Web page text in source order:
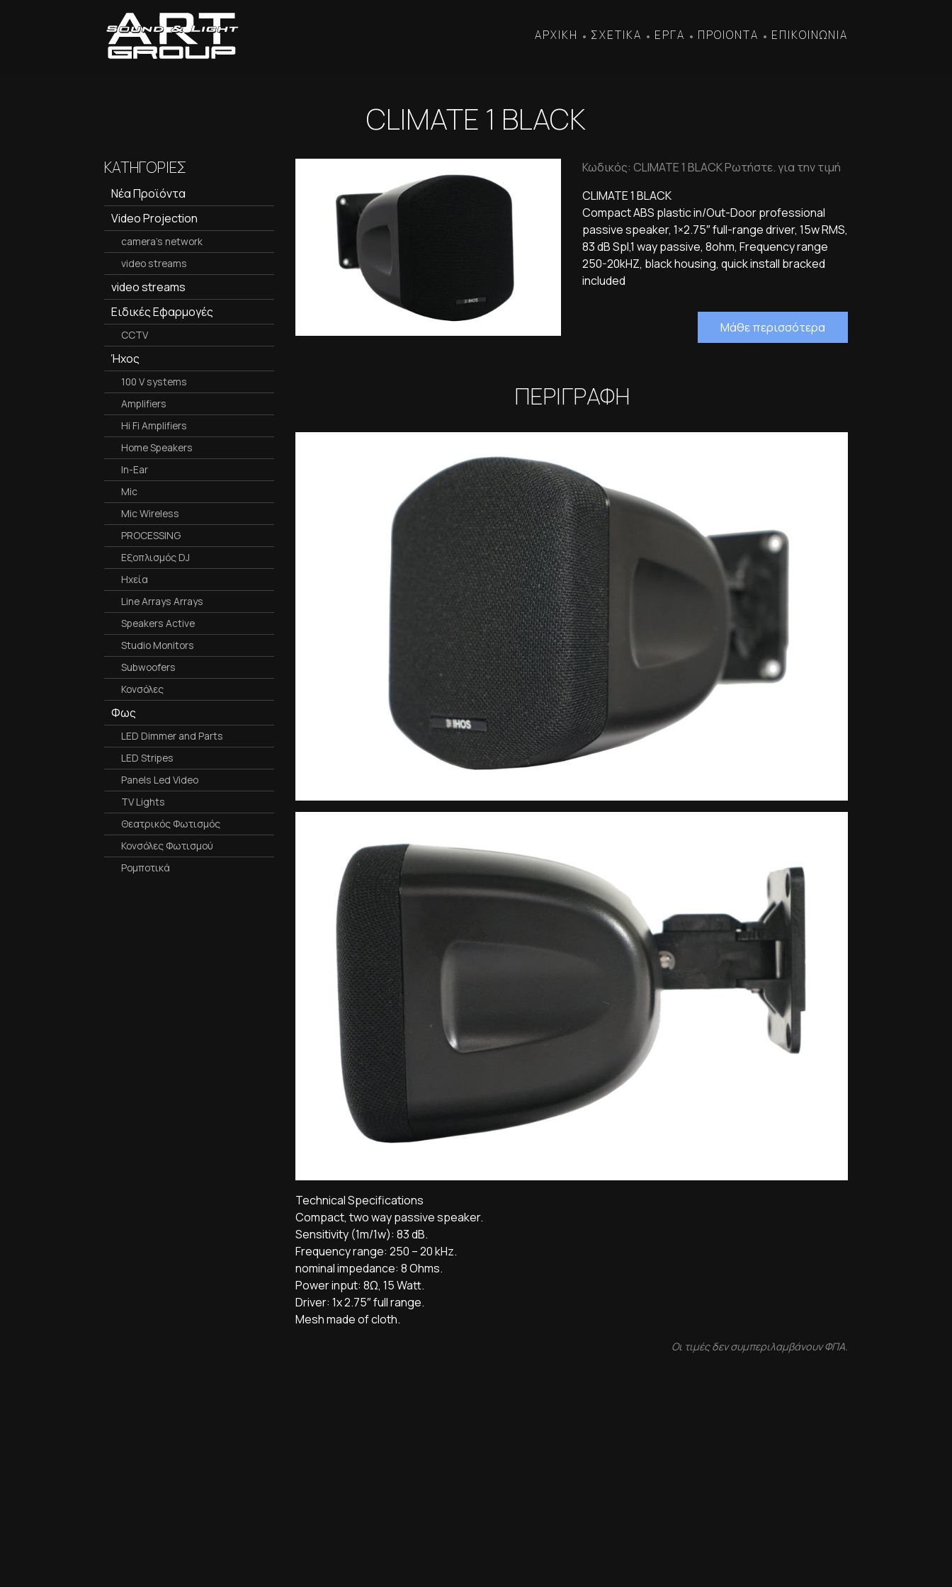
ΑΡΧΙΚΗ • ΣΧΕΤΙΚΑ • ΕΡΓΑ • ΠΡΟΙΟΝΤΑ • ΕΠΙΚΟΙΝΩΝΙΑ
CLIMATE 1 BLACK
ΚΑΤΗΓΟΡΙΕΣ
Νέα Προϊόντα
Video Projection
camera's network
video streams
video streams
Ειδικές Εφαρμογές
CCTV
Ήχος
100 V systems
Amplifiers
Hi Fi Amplifiers
Home Speakers
In-Ear
Mic
Mic Wireless
PROCESSING
Εξοπλισμός DJ
Ηχεία
Line Arrays Arrays
Speakers Active
Studio Monitors
Subwoofers
Κονσόλες
Φως
LED Dimmer and Parts
LED Stripes
Panels Led Video
TV Lights
Θεατρικός Φωτισμός
Κονσόλες Φωτισμού
Ρομποτικά
Κωδικός: CLIMATE 1 BLACK Ρωτήστε. για την τιμή
CLIMATE 1 BLACK
Compact ABS plastic in/Out-Door professional
passive speaker, 1×2.75″ full-range driver, 15w RMS,
83 dB Spl,1 way passive, 8ohm, Frequency range
250-20kHZ, black housing, quick install bracked
included
Μάθε περισσότερα
ΠΕΡΙΓΡΑΦΗ
Technical Specifications
Compact, two way passive speaker.
Sensitivity (1m/1w): 83 dB.
Frequency range: 250 – 20 kHz.
nominal impedance: 8 Ohms.
Power input: 8Ω, 15 Watt.
Driver: 1x 2.75″ full range.
Mesh made of cloth.
Οι τιμές δεν συμπεριλαμβάνουν ΦΠΑ.